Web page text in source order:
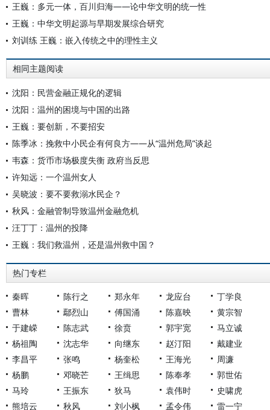
王巍：多元一体，百川归海——论中华文明的统一性
王巍：中华文明起源与早期发展综合研究
刘训练 王巍：嵌入传统之中的理性主义
相同主题阅读
沈阳：民营金融正规化的逻辑
沈阳：温州的困境与中国的出路
王巍：要创新，不要招安
陈季冰：挽救中小民企有何良方——从“温州危局”谈起
韦森：货币市场极度失衡 政府当反思
许知远：一个温州女人
吴晓波：要不要救溺水民企？
秋风：金融管制导致温州金融危机
汪丁丁：温州的投降
王巍：我们救温州，还是温州救中国？
热门专栏
秦晖 陈行之 郑永年 龙应台
丁学良
曹林
鄢烈山 傅国涌 陈嘉映
黄宗智
于建嵘
陈志武 徐贲 郭宇宽
马立诚
杨祖陶
沈志华 向继东 赵汀阳
戴建业
李昌平
张鸣 杨奎松 王海光
周濂
杨鹏
邓晓芒 王缉思 陈奉孝
郭世佑
马玲
王振东 狄马 袁伟时
史啸虎
熊培云
秋风 刘小枫 孟令伟 雷一宁